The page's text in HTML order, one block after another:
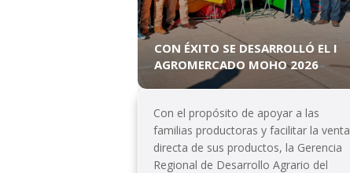
CON ÉXITO SE DESARROLLÓ EL I
AGROMERCADO MOHO 2026
Con el propósito de apoyar a las
familias productoras y facilitar la venta
directa de sus productos, la Gerencia
Regional de Desarrollo Agrario del